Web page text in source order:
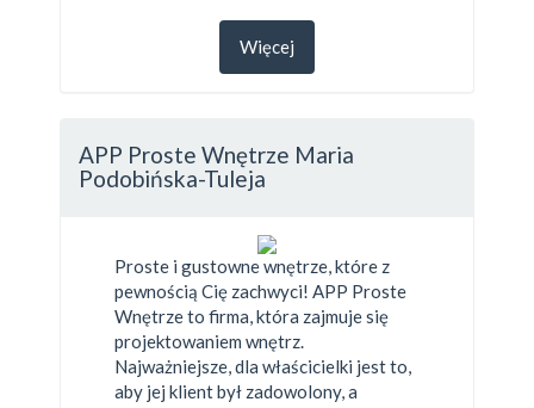
Więcej
APP Proste Wnętrze Maria
Podobińska-Tuleja
Proste i gustowne wnętrze, które z
pewnością Cię zachwyci! APP Proste
Wnętrze to firma, która zajmuje się
projektowaniem wnętrz.
Najważniejsze, dla właścicielki jest to,
aby jej klient był zadowolony, a